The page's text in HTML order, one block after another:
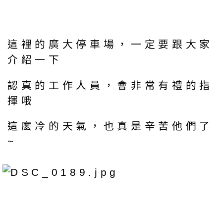
這裡的廣大停車場，一定要跟大家
介紹一下
認真的工作人員，會非常有禮的指
揮哦
這麼冷的天氣，也真是辛苦他們了
~